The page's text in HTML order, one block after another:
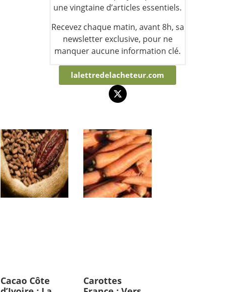
une vingtaine d’articles essentiels.
Recevez chaque matin, avant 8h, sa
newsletter exclusive, pour ne
manquer aucune information clé.
lalettredelacheteur.com
Cacao Côte
Carottes